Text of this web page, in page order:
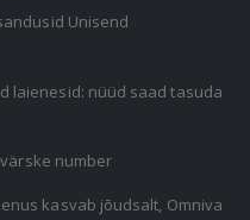
Unisend
laienesid: nüüd saad tasuda
number
kasvab jõudsalt, Omniva